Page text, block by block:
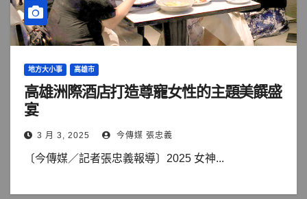
地方大小事 高雄市
高雄洲際酒店打造尊寵女性的主題美饌盛
宴
3 月 3, 2025 今傳媒 張忠義
〔今傳媒／記者張忠義報導〕2025 女神...